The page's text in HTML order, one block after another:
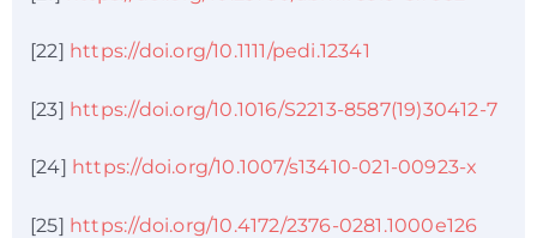
[22] https://doi.org/10.1111/pedi.12341
[23] https://doi.org/10.1016/S2213-8587(19)30412-7
[24] https://doi.org/10.1007/s13410-021-00923-x
[25] https://doi.org/10.4172/2376-0281.1000e126